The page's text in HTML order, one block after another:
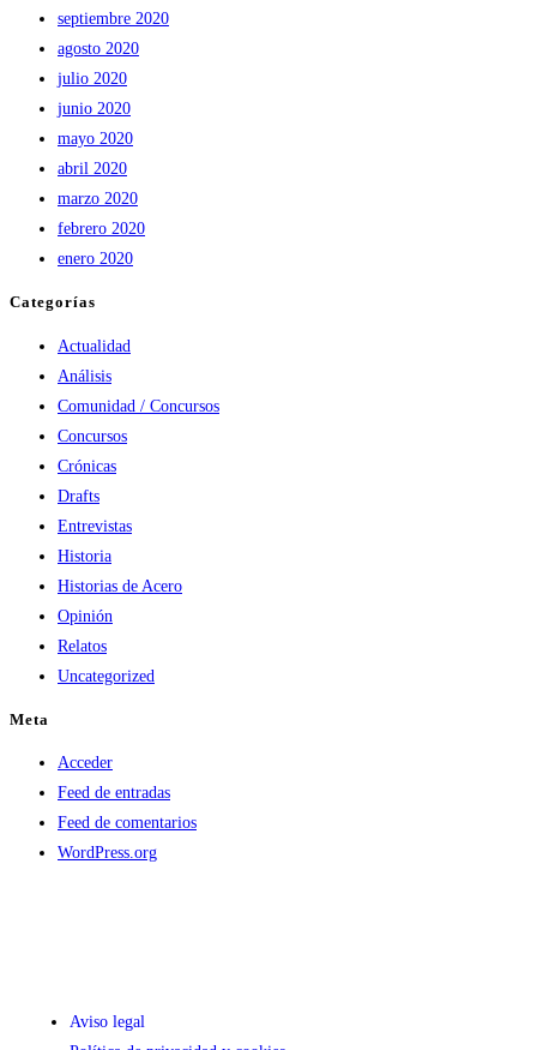
septiembre 2020
agosto 2020
julio 2020
junio 2020
mayo 2020
abril 2020
marzo 2020
febrero 2020
enero 2020
Categorías
Actualidad
Análisis
Comunidad / Concursos
Concursos
Crónicas
Drafts
Entrevistas
Historia
Historias de Acero
Opinión
Relatos
Uncategorized
Meta
Acceder
Feed de entradas
Feed de comentarios
WordPress.org
Aviso legal